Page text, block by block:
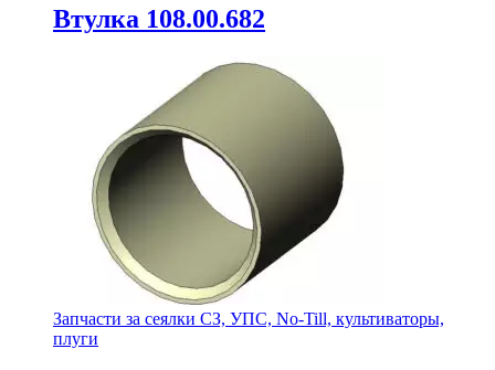
Втулка 108.00.682
Запчасти за сеялки СЗ, УПС, No-Till, культиваторы,
плуги